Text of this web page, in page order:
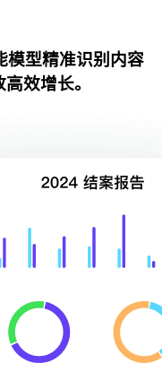
模型精准识别内容
效增长。